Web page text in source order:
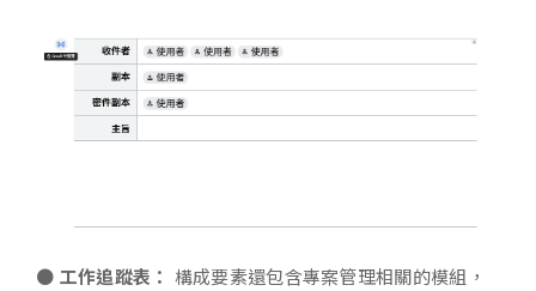
● 工作追蹤表： 構成要素還包含專案管理相關的模組，